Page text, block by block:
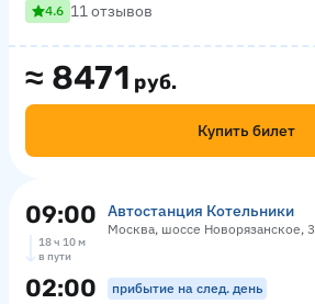
≈ 8471 руб.
Купить билет
4.6 11 отзывов
09:00 Автостанция Котельники
Москва, шоссе Новорязанское, 3
18 ч 10 м
в пути
02:00 прибытие на след. день